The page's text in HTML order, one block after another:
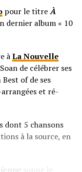
pour le titreÀ
dernier album « 10
àLa Nouvelle
de célébrer ses
of de ses
et ré-
dont 5 chansons
à la source, en